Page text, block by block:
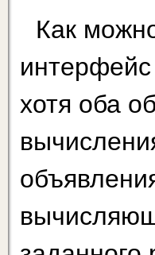
Как
хотя оба